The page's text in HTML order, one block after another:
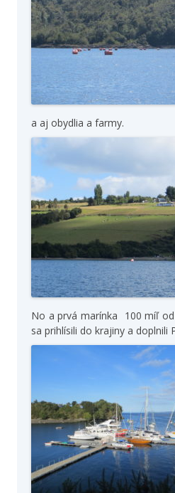
a aj obydlia a farmy.
No a prvá marínka 100 míľ
sa prihlísili do krajiny a doplnili